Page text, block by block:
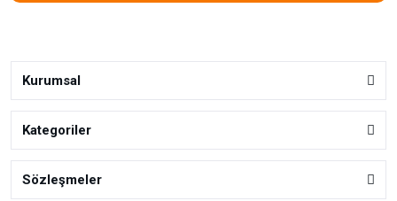
Kurumsal
Kategoriler
Sözleşmeler